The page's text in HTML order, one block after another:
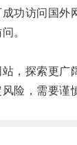
功访问国外
。
探索更广
险，需要谨